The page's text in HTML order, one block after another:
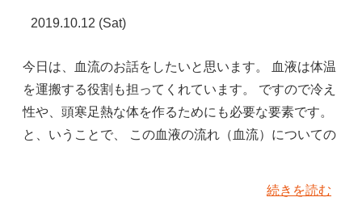
2019.10.12 (Sat)
今日は、血流のお話をしたいと思います。 血液は体温
を運搬する役割も担ってくれています。 ですので冷え
性や、頭寒足熱な体を作るためにも必要な要素です。
と、いうことで、 この血液の流れ（血流）についての
続きを読む